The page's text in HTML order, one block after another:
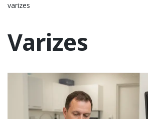
varizes
Varizes